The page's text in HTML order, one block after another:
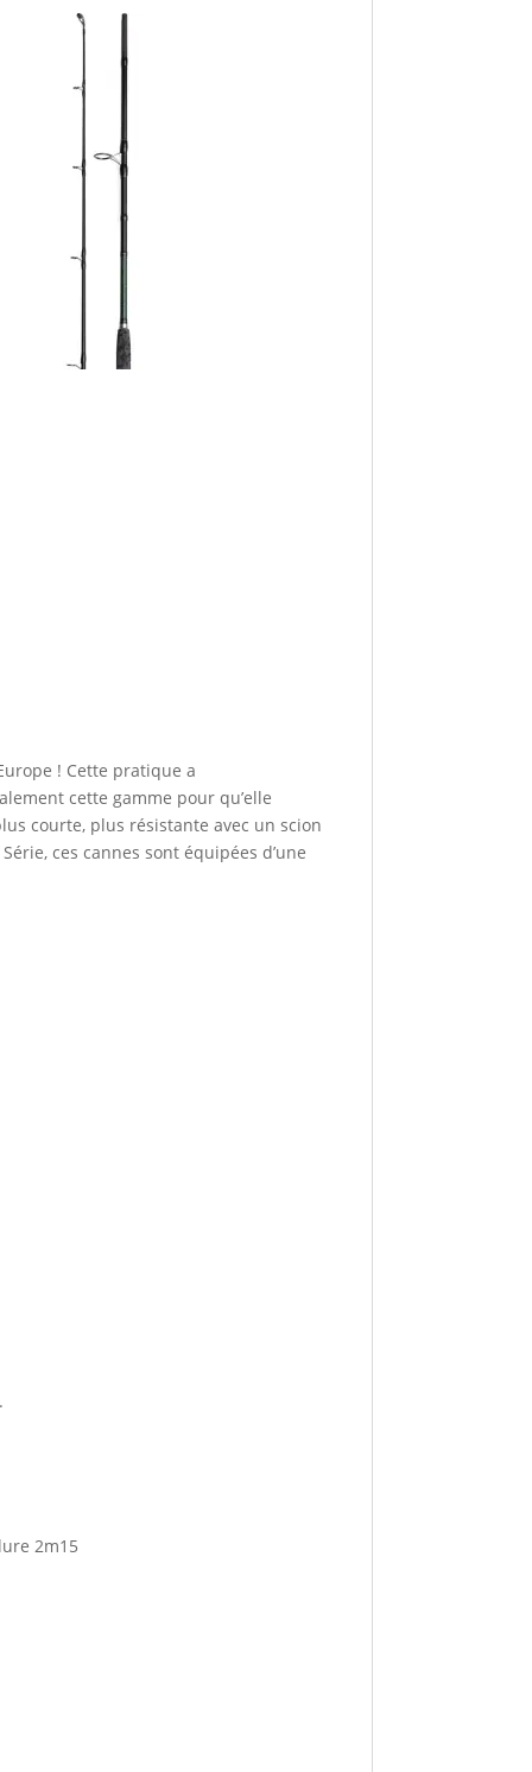
! Cette pratique a
cette gamme pour qu’elle
courte, plus résistante avec un scion
ces cannes sont équipées d’une
2m15